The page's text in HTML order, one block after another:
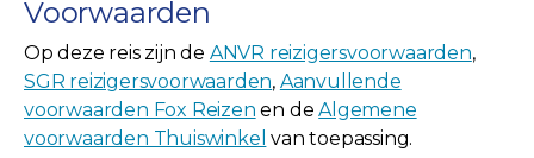
Voorwaarden
Op deze reis zijn de ANVR reizigersvoorwaarden,
SGR reizigersvoorwaarden, Aanvullende
voorwaarden Fox Reizen en deAlgemene
voorwaarden Thuiswinkel van toepassing.